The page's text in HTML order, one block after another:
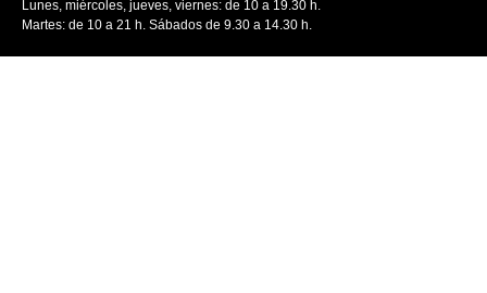
Lunes, miércoles, jueves, viernes: de 10 a 19.30 h.
Martes: de 10 a 21 h. Sábados de 9.30 a 14.30 h.